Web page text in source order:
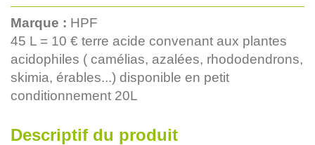
Marque : HPF
45 L = 10 € terre acide convenant aux plantes
acidophiles ( camélias, azalées, rhododendrons,
skimia, érables...) disponible en petit
conditionnement 20L
Descriptif du produit